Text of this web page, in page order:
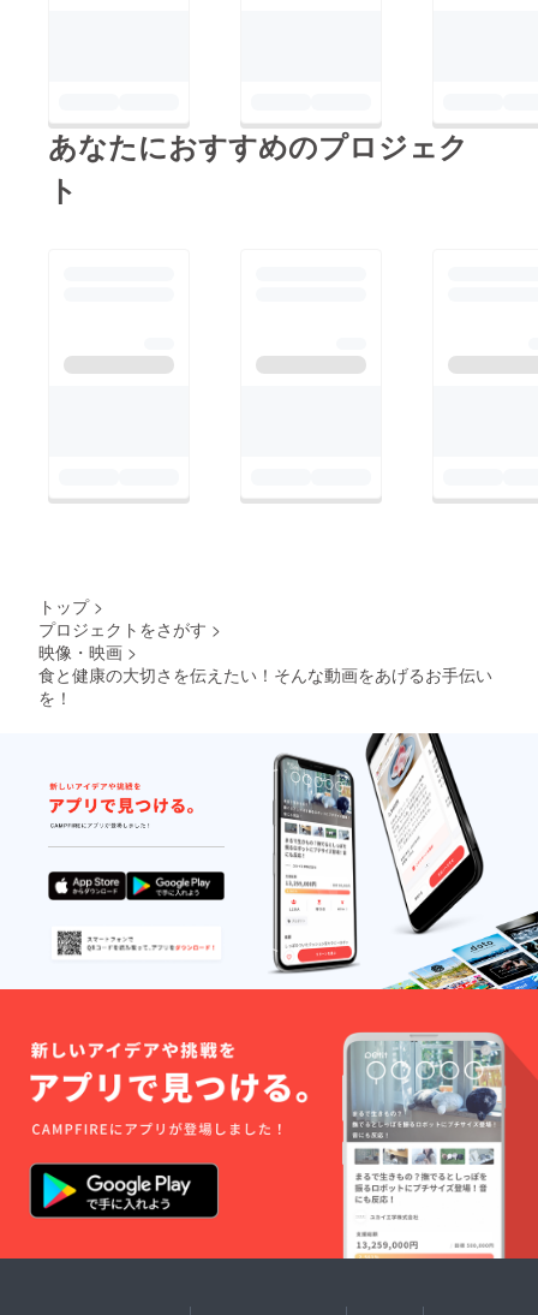
あなたにおすすめのプロジェク
ト
トップ >
プロジェクトをさがす >
映像・映画 >
食と健康の大切さを伝えたい！そんな動画をあげるお手伝い
を！